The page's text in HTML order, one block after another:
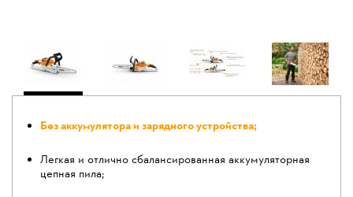
Без аккумулятора и зарядного устройства;
Легкая и отлично сбалансированная аккумуляторная
цепная пила;